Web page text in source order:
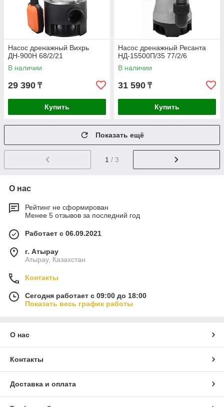
Насос дренажный Вихрь
ДН-900H 68/2/21
В наличии
29 390 ₸
Купить
Насос дренажный Ресанта
НД-15500П/35 77/2/6
В наличии
31 590 ₸
Купить
Показать ещё
1 / 3
О нас
Рейтинг не сформирован
Менее 5 отзывов за последний год
Работает с 06.09.2021
г. Атырау
Атырау, Казахстан
Контакты
Сегодня работает с 09:00 до 18:00
Показать весь график работы
О нас
Контакты
Доставка и оплата